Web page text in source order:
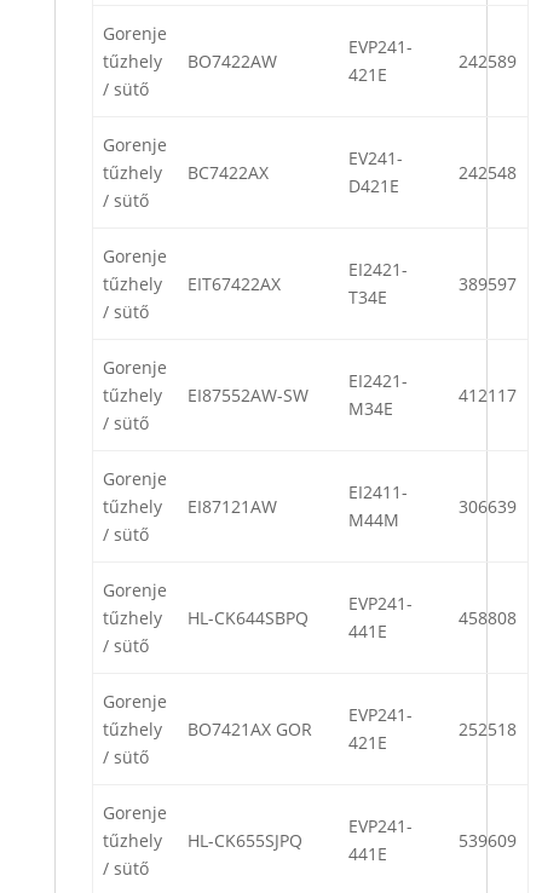
Gorenje
tűzhely
/ sütő
BO7422AW
EVP241-
421E
242589
Gorenje
tűzhely
/ sütő
BC7422AX
EV241-
D421E
242548
Gorenje
tűzhely
/ sütő
EIT67422AX
EI2421-
T34E
389597
Gorenje
tűzhely
/ sütő
EI87552AW-SW
EI2421-
M34E
412117
Gorenje
tűzhely
/ sütő
EI87121AW
EI2411-
M44M
306639
Gorenje
tűzhely
/ sütő
HL-CK644SBPQ
EVP241-
441E
458808
Gorenje
tűzhely
/ sütő
BO7421AX GOR
EVP241-
421E
252518
Gorenje
tűzhely
/ sütő
HL-CK655SJPQ
EVP241-
441E
539609